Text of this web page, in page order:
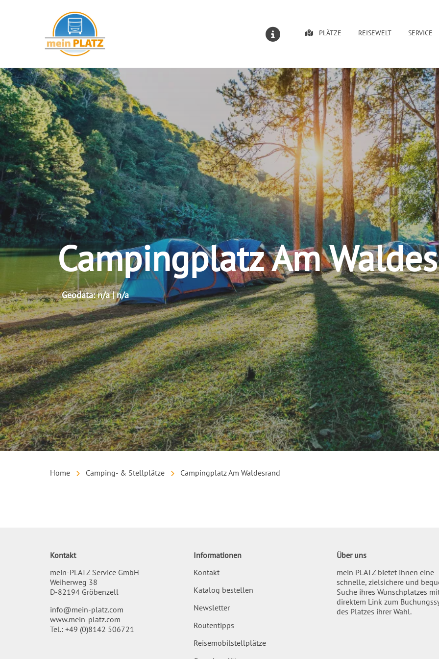
PLÄTZE REISEWELT SERVICE
Campingplatz Am
Geodata: n/a | n/a
Home Camping- & Stellplätze Campingplatz Am Waldesrand
Kontakt
mein-PLATZ Service GmbH
Weiherweg 38
D-82194 Gröbenzell
info@mein-platz.com
www.mein-platz.com
Tel.: +49 (0)8142 506721
Informationen
Kontakt
Katalog bestellen
Newsletter
Routentipps
Reisemobilstellplätze
Über uns
mein PLATZ bietet ihnen eine
schnelle, zielsichere und
Suche ihres Wunschplatzes
direktem Link zum
des Platzes ihrer Wahl.